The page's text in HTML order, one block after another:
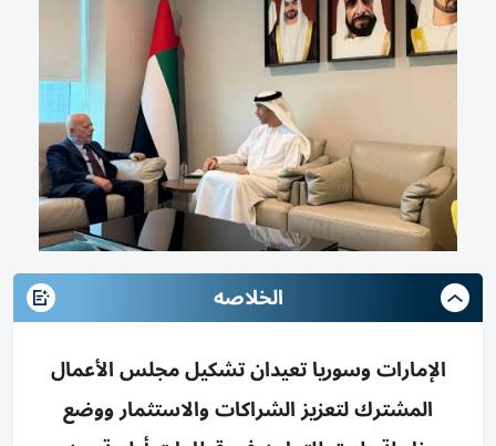
الخلاصه
الإمارات وسوريا تعيدان تشكيل مجلس الأعمال
المشترك لتعزيز الشراكات والاستثمار ووضع